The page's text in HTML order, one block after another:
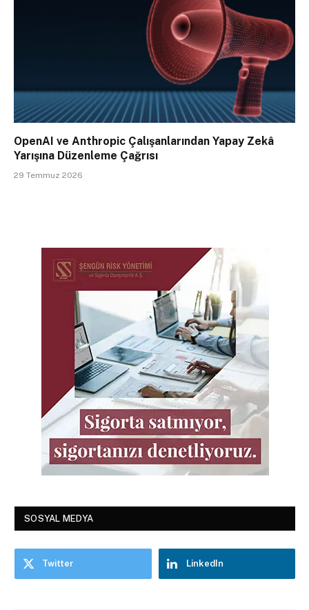
OpenAI ve Anthropic Çalışanlarından Yapay Zekâ
Yarışına Düzenleme Çağrısı
29 Temmuz 2026
SOSYAL MEDYA
Twitter LinkedIn